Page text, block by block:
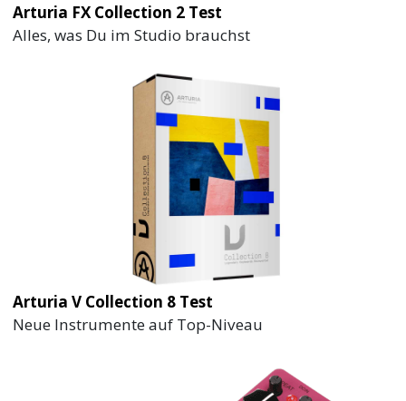
Arturia FX Collection 2 Test
Alles, was Du im Studio brauchst
Arturia V Collection 8 Test
Neue Instrumente auf Top-Niveau